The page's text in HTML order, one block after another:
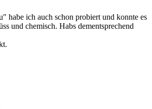
habe ich auch schon probiert und konnte es
und chemisch. Habs dementsprechend